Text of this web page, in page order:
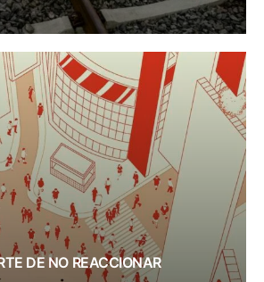
DE NO REACCIONAR